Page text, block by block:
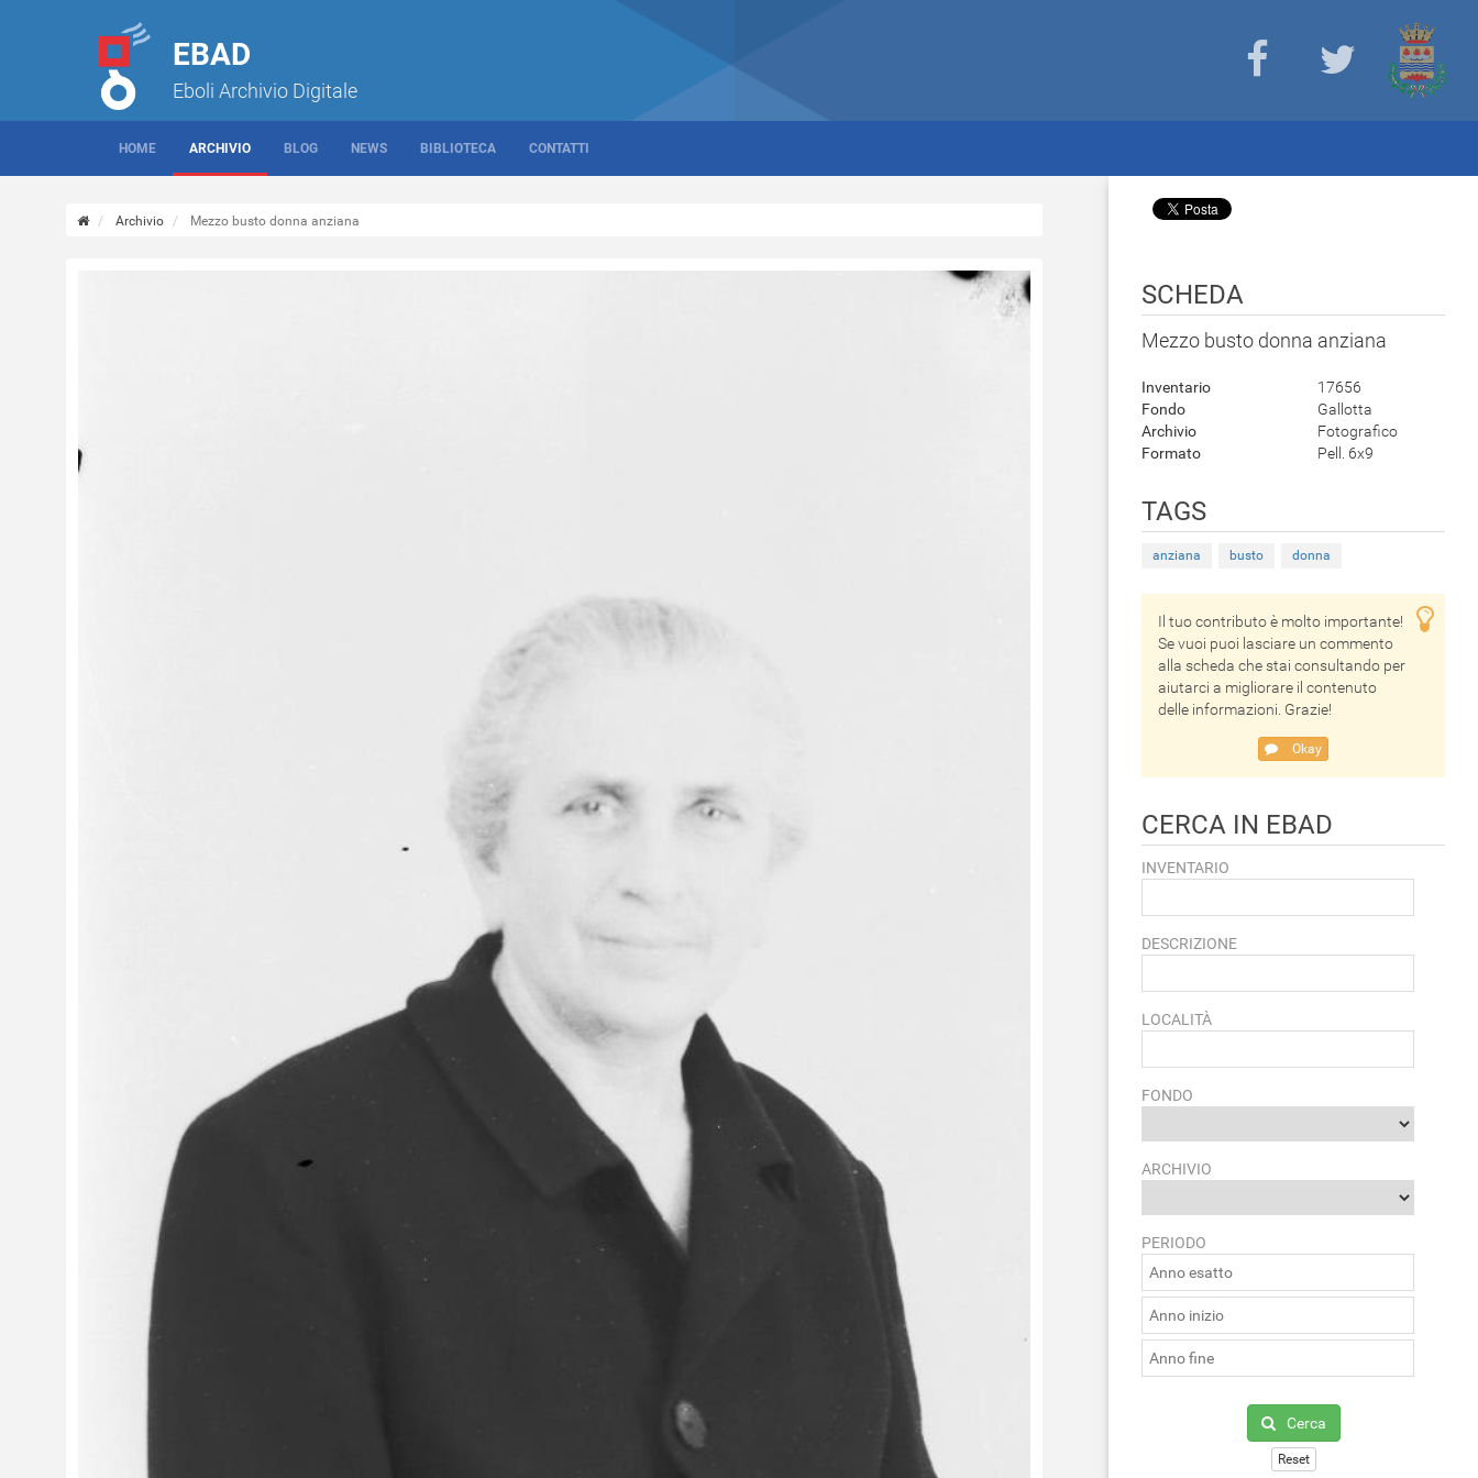
EBAD
Eboli Archivio Digitale
HOME ARCHIVIO BLOG NEWS BIBLIOTECA CONTATTI
Archivio Mezzo busto donna anziana
SCHEDA
Mezzo busto donna anziana
Inventario
17656
Fondo
Gallotta
Archivio
Fotografico
Formato
Pell. 6x9
TAGS
anziana busto donna
Il tuo contributo è molto importante!
Se vuoi puoi lasciare un commento
alla scheda che stai consultando per
aiutarci a migliorare il contenuto
delle informazioni. Grazie!
Okay
CERCA IN EBAD
INVENTARIO
DESCRIZIONE
LOCALITÀ
FONDO
ARCHIVIO
PERIODO
Cerca
Reset